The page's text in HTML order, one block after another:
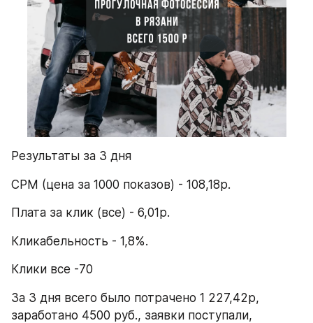
Результаты за 3 дня
CPM (цена за 1000 показов) - 108,18р.
Плата за клик (все) - 6,01р.
Кликабельность - 1,8%.
Клики все -70
За 3 дня всего было потрачено 1 227,42р,
заработано 4500 руб., заявки поступали,